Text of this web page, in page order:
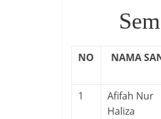
NO NAMA
1
Afifah Nur
Haliza